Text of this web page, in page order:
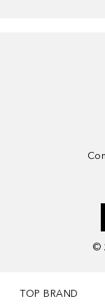
©
TOP BRAND